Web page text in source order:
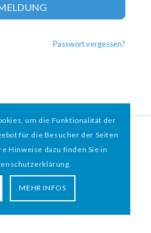
Passwort vergessen?
| WEBDESIGN BY WEBIGAMI
um die Funktionalität der
für die Besucher der Seiten
Hinweise dazu finden Sie in
MEHR INFOS